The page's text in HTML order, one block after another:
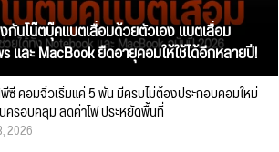
นโน๊ตบุ๊คแบตเสื่อมด้วยตัวเอง แบตเสื่อม
และ MacBook ยืดอายุคอมให้ใช้ได้อีกหลายปี!
ซี คอมจิ๋วเริ่มแค่ 5 พัน มีครบไม่ต้องประกอบคอมใหม่
ครอบคลุม ลดค่าไฟ ประหยัดพื้นที่
2026